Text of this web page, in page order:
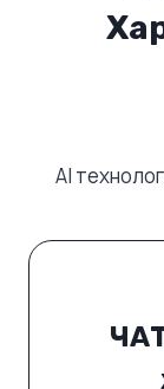
AI